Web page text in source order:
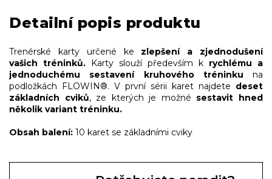
Detailní popis produktu
Trenérské karty určené ke zlepšení a zjednodušení
vašich tréninků. Karty slouží především k rychlému a
jednoduchému sestavení kruhového tréninku na
podložkách FLOWIN®. V první sérii karet najdete deset
základních cviků, ze kterých je možné sestavit hned
několik variant tréninku.
Obsah balení: 10 karet se základními cviky